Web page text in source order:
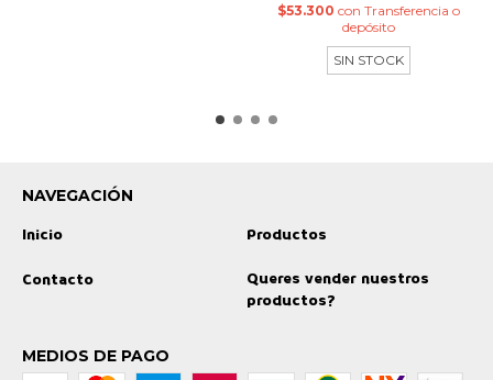
$53.300 con Transferencia o
depósito
SIN STOCK
NAVEGACIÓN
Inicio Productos
Contacto
Queres vender nuestros
productos?
MEDIOS DE PAGO